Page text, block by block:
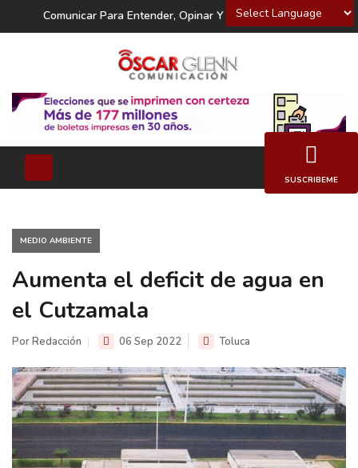
Powered by
Comunicar Para Entender, Opinar Y Decidir
MEDIO AMBIENTE
Aumenta el deficit de agua en
el Cutzamala
Por Redacción 06 Sep 2022 Toluca
SUSCRIBEME